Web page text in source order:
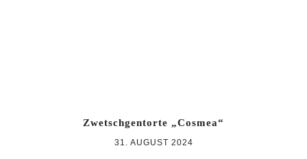
Zwetschgentorte „Cosmea“
31. AUGUST 2024